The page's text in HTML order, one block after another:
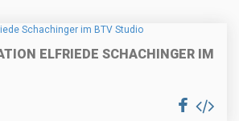
ELFRIEDE SCHACHINGER IM